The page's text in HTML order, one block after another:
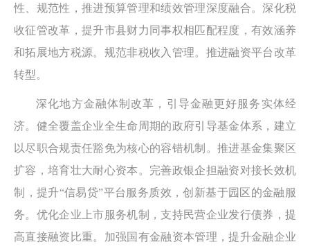
性、规范性，推进预算管理和绩效管理深度融合。深化税
收征管改革，提升市县财力同事权相匹配程度，有效涵养
和拓展地方税源。规范非税收入管理。推进融资平台改革
转型。
深化地方金融体制改革，引导金融更好服务实体经
济。健全覆盖企业全生命周期的政府引导基金体系，建立
以尽职合规责任豁免为核心的容错机制。推进基金集聚区
扩容，培育壮大耐心资本。完善政银企担融资对接长效机
制，提升“信易贷”平台服务质效，创新基于园区的金融服
务。优化企业上市服务机制，支持民营企业发行债券，提
高直接融资比重。加强国有金融资本管理，提升金融企业